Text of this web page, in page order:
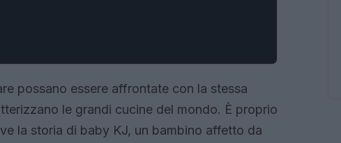
possano essere affrontate con la stessa
le grandi cucine del mondo. È proprio
la storia di baby KJ, un bambino affetto da